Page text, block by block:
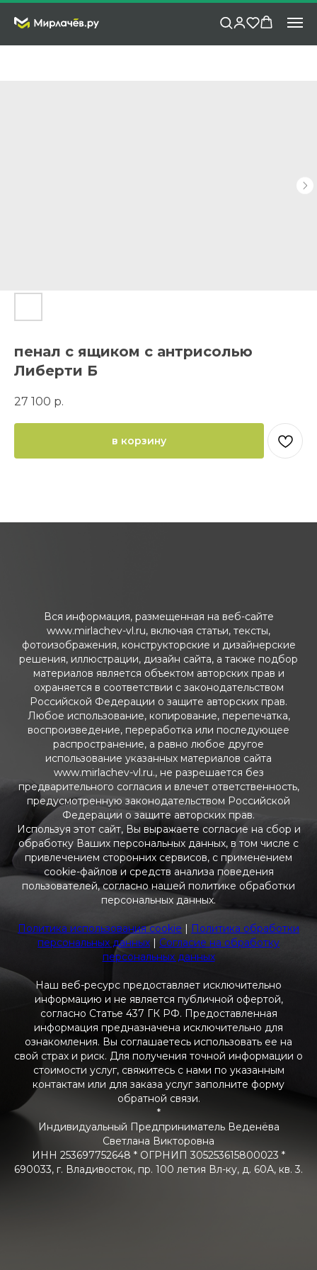
пенал с ящиком с антрисолью
Либерти Б
27 100 р.
в корзину
Вся информация, размещенная на веб-сайте
www.mirlachev-vl.ru, включая статьи, тексты,
фотоизображения, конструкторские и дизайнерские
решения, иллюстрации, дизайн сайта, а также подбор
материалов является объектом авторских прав и
охраняется в соответствии с законодательством
Российской Федерации о защите авторских прав.
Любое использование, копирование, перепечатка,
воспроизведение, переработка или последующее
распространение, а равно любое другое
использование указанных материалов сайта
www.mirlachev-vl.ru., не разрешается без
предварительного согласия и влечет ответственность,
предусмотренную законодательством Российской
Федерации о защите авторских прав.
Используя этот сайт, Вы выражаете согласие на сбор и
обработку Ваших персональных данных, в том числе с
привлечением сторонних сервисов, с применением
cookie-файлов и средств анализа поведения
пользователей, согласно нашей политике обработки
персональных данных.
Политика использования cookie | Политика обработки
персональных данных | Согласие на обработку
персональных данных
Наш веб-ресурс предоставляет исключительно
информацию и не является публичной офертой,
согласно Статье 437 ГК РФ. Предоставленная
информация предназначена исключительно для
ознакомления. Вы соглашаетесь использовать ее на
свой страх и риск. Для получения точной информации о
стоимости услуг, свяжитесь с нами по указанным
контактам или для заказа услуг заполните форму
обратной связи.
*
Индивидуальный Предприниматель Веденёва
Светлана Викторовна
ИНН 253697752648 * ОГРНИП 305253615800023 *
690033, г. Владивосток, пр. 100 летия Вл-ку, д. 60А, кв. 3.